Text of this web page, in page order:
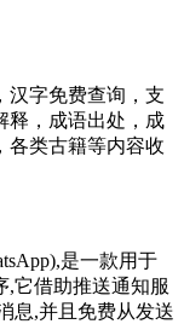
汉字免费查询，支
释，成语出处，成
各类古籍等内容收
是一款用于
,它借助推送通知服
息,并且免费从发送